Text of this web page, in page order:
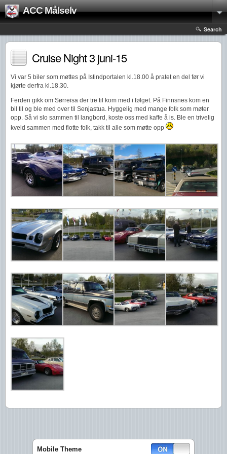
ACC Målselv
Search
Cruise Night 3 juni-15
Vi var 5 biler som møttes på Istindportalen kl.18.00 å pratet en del før vi
kjørte derfra kl.18.30.
Ferden gikk om Sørreisa der tre til kom med i følget. På Finnsnes kom en
bil til og ble med over til Senjastua. Hyggelig med mange folk som møter
opp. Så vi slo sammen til langbord, koste oss med kaffe å is. Ble en trivelig
kveld sammen med flotte folk, takk til alle som møtte opp
Mobile Theme